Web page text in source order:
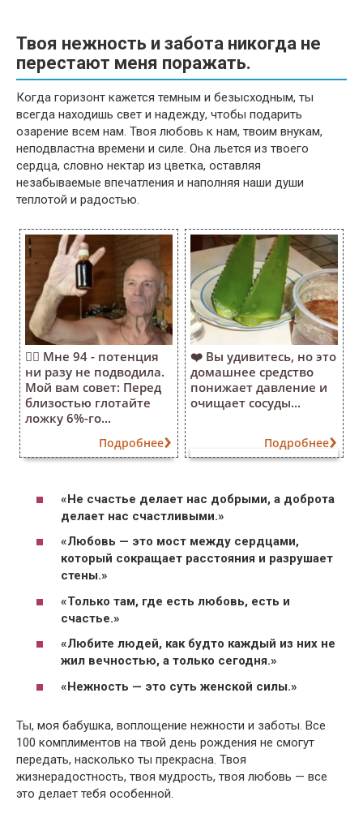
Твоя нежность и забота никогда не
перестают меня поражать.
Когда горизонт кажется темным и безысходным, ты
всегда находишь свет и надежду, чтобы подарить
озарение всем нам. Твоя любовь к нам, твоим внукам,
неподвластна времени и силе. Она льется из твоего
сердца, словно нектар из цветка, оставляя
незабываемые впечатления и наполняя наши души
теплотой и радостью.
❤️‍🔥 Мне 94 - потенция
ни разу не подводила.
Мой вам совет: Перед
близостью глотайте
ложку 6%-го...
Подробнее
❤️ Вы удивитесь, но это
домашнее средство
понижает давление и
очищает сосуды...
Подробнее
«Не счастье делает нас добрыми, а доброта
делает нас счастливыми.»
«Любовь — это мост между сердцами,
который сокращает расстояния и разрушает
стены.»
«Только там, где есть любовь, есть и
счастье.»
«Любите людей, как будто каждый из них не
жил вечностью, а только сегодня.»
«Нежность — это суть женской силы.»
Ты, моя бабушка, воплощение нежности и заботы. Все
100 комплиментов на твой день рождения не смогут
передать, насколько ты прекрасна. Твоя
жизнерадостность, твоя мудрость, твоя любовь — все
это делает тебя особенной.